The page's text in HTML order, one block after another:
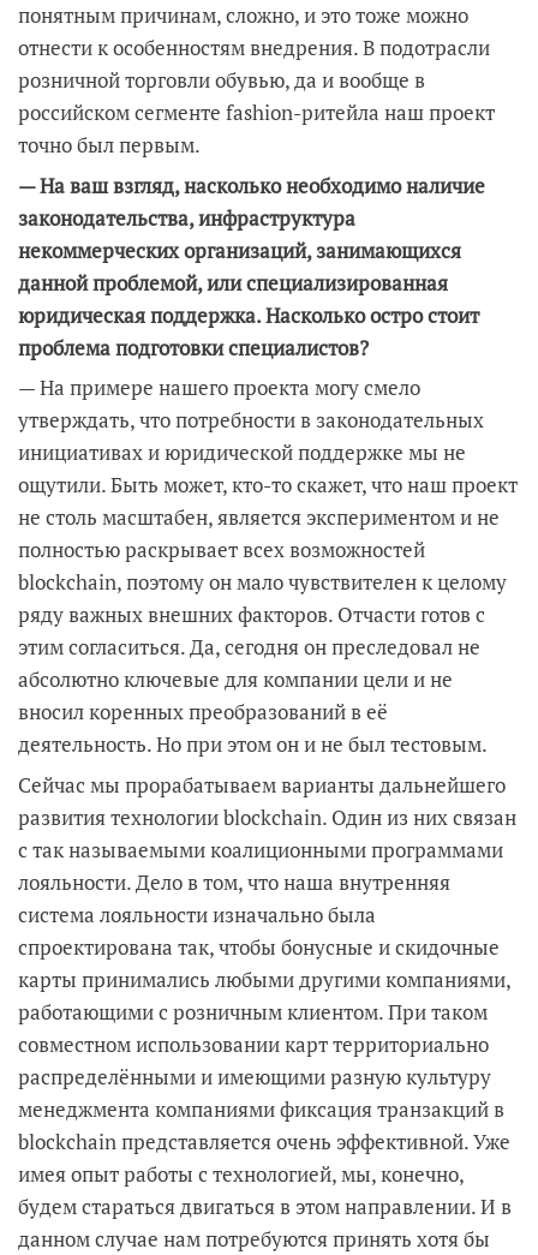
понятным причинам, сложно, и это тоже можно
отнести к особенностям внедрения. В подотрасли
розничной торговли обувью, да и вообще в
российском сегменте fashion-ритейла наш проект
точно был первым.
— На ваш взгляд, насколько необходимо наличие
законодательства, инфраструктура
некоммерческих организаций, занимающихся
данной проблемой, или специализированная
юридическая поддержка. Насколько остро стоит
проблема подготовки специалистов?
— На примере нашего проекта могу смело
утверждать, что потребности в законодательных
инициативах и юридической поддержке мы не
ощутили. Быть может, кто-то скажет, что наш проект
не столь масштабен, является экспериментом и не
полностью раскрывает всех возможностей
blockchain, поэтому он мало чувствителен к целому
ряду важных внешних факторов. Отчасти готов с
этим согласиться. Да, сегодня он преследовал не
абсолютно ключевые для компании цели и не
вносил коренных преобразований в её
деятельность. Но при этом он и не был тестовым.
Сейчас мы прорабатываем варианты дальнейшего
развития технологии blockchain. Один из них связан
с так называемыми коалиционными программами
лояльности. Дело в том, что наша внутренняя
система лояльности изначально была
спроектирована так, чтобы бонусные и скидочные
карты принимались любыми другими компаниями,
работающими с розничным клиентом. При таком
совместном использовании карт территориально
распределёнными и имеющими разную культуру
менеджмента компаниями фиксация транзакций в
blockchain представляется очень эффективной. Уже
имея опыт работы с технологией, мы, конечно,
будем стараться двигаться в этом направлении. И в
данном случае нам потребуются принять хотя бы